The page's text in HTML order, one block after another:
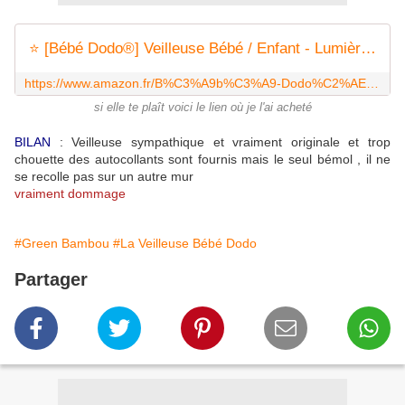
⭐ [Bébé Dodo®] Veilleuse Bébé / Enfant - Lumière douce et apaisante - Veilleuse LED murale à pile + stickers muraux [piles AAA non incluses]
si elle te plaît voici le lien où je l'ai acheté
BILAN : Veilleuse sympathique et vraiment originale et trop
chouette des autocollants sont fournis mais le seul bémol , il ne
se recolle pas sur un autre mur
vraiment dommage
#Green Bambou #La Veilleuse Bébé Dodo
Partager